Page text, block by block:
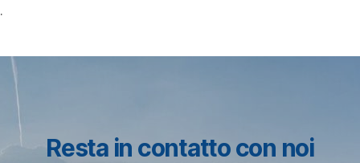
.
Resta in contatto con noi